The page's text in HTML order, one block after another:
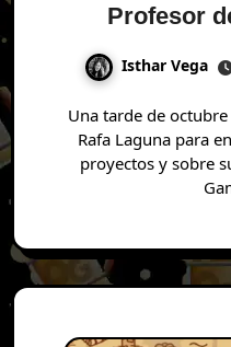
Profesor
Isthar Vega
Una tarde de octubre me junté con el bueno de
Rafa Laguna para
proyectos y sobre